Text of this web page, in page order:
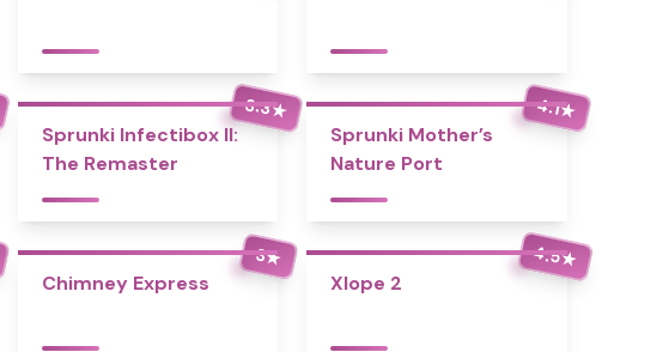
3.3★
Sprunki Infectibox II:
The Remaster
4.1★
Sprunki Mother’s
Nature Port
3★
Chimney Express
4.5★
Xlope 2